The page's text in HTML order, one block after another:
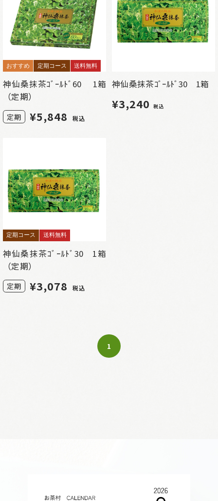
おすすめ 定期コース 送料無料
神仙桑抹茶ｺﾞｰﾙﾄﾞ60 1箱
（定期）
定期 ¥5,848 税込
神仙桑抹茶ｺﾞｰﾙﾄﾞ30 1箱
¥3,240 税込
定期コース 送料無料
神仙桑抹茶ｺﾞｰﾙﾄﾞ30 1箱
（定期）
定期 ¥3,078 税込
1